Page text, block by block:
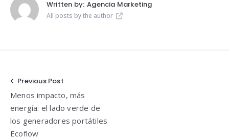
Written by: Agencia Marketing
All posts by the author
Navegación
de
entradas
Previous Post
Menos impacto, más
energía: el lado verde de
los generadores portátiles
Ecoflow